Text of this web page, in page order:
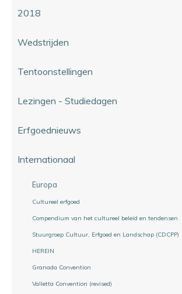
2018
Wedstrijden
Tentoonstellingen
Lezingen - Studiedagen
Erfgoednieuws
Internationaal
Europa
Cultureel erfgoed
Compendium van het cultureel beleid en tendensen
Stuurgroep Cultuur, Erfgoed en Landschap (CDCPP)
HEREIN
Granada Convention
Valletta Convention (revised)